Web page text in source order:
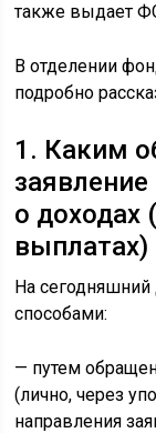
также выдает
В отделении
подробно
1. Каким
о доходах
На
способами:
— путем
(лично, через
направления